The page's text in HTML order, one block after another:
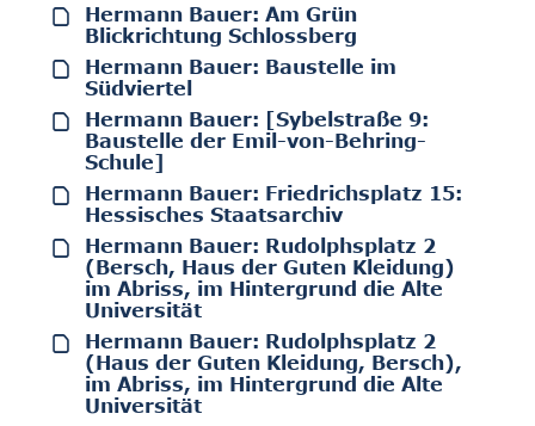
Hermann Bauer: Am Grün
Blickrichtung Schlossberg
Hermann Bauer: Baustelle im
Südviertel
Hermann Bauer: [Sybelstraße 9:
Baustelle der Emil-von-Behring-
Schule]
Hermann Bauer: Friedrichsplatz 15:
Hessisches Staatsarchiv
Hermann Bauer: Rudolphsplatz 2
(Bersch, Haus der Guten Kleidung)
im Abriss, im Hintergrund die Alte
Universität
Hermann Bauer: Rudolphsplatz 2
(Haus der Guten Kleidung, Bersch),
im Abriss, im Hintergrund die Alte
Universität